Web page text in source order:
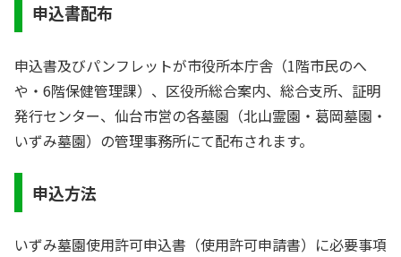
申込書配布
申込書及びパンフレットが市役所本庁舎（1階市民のへ
や・6階保健管理課）、区役所総合案内、総合支所、証明
発行センター、仙台市営の各墓園（北山霊園・葛岡墓園・
いずみ墓園）の管理事務所にて配布されます。
申込方法
いずみ墓園使用許可申込書（使用許可申請書）に必要事項